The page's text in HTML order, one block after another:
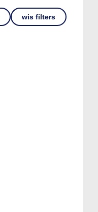
wis filters